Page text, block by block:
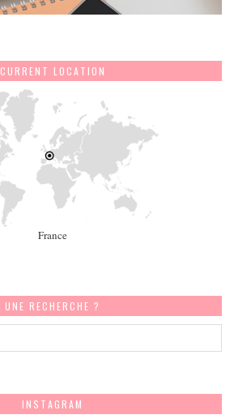
CURRENT LOCATION
France
UNE RECHERCHE ?
INSTAGRAM